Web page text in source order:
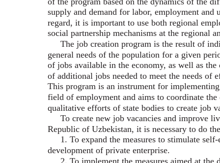
supply and demand for labor, employment and
regard, it is important to use both regional
social partnership mechanisms at the regional
The job creation program is the result of
general needs of the population for a given
of jobs available in the economy, as well as
of additional jobs needed to meet the needs of
This program is an instrument for
field of employment and aims to coordinate the
qualitative efforts of state bodies to create job
To create new job vacancies and improve
Republic of Uzbekistan, it is necessary to do
1. To expand the measures to stimulate
development of private enterprise.